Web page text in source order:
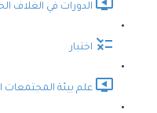
الدورات في الغلاف
اختبار
علم بيئة المجتمعات